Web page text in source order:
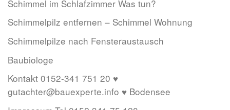
Schimmel im Schlafzimmer Was tun?
Schimmelpilz entfernen – Schimmel Wohnung
Schimmelpilze nach Fensteraustausch
Baubiologe
Kontakt 0152-341 751 20 ♥
gutachter@bauexperte.info ♥ Bodensee